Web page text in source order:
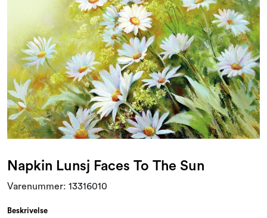
Napkin Lunsj Faces To The Sun
Varenummer: 13316010
Beskrivelse
Kampanjer og Outlet